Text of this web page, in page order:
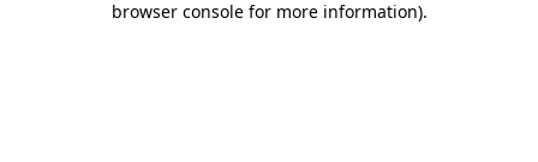
browser console for more information).